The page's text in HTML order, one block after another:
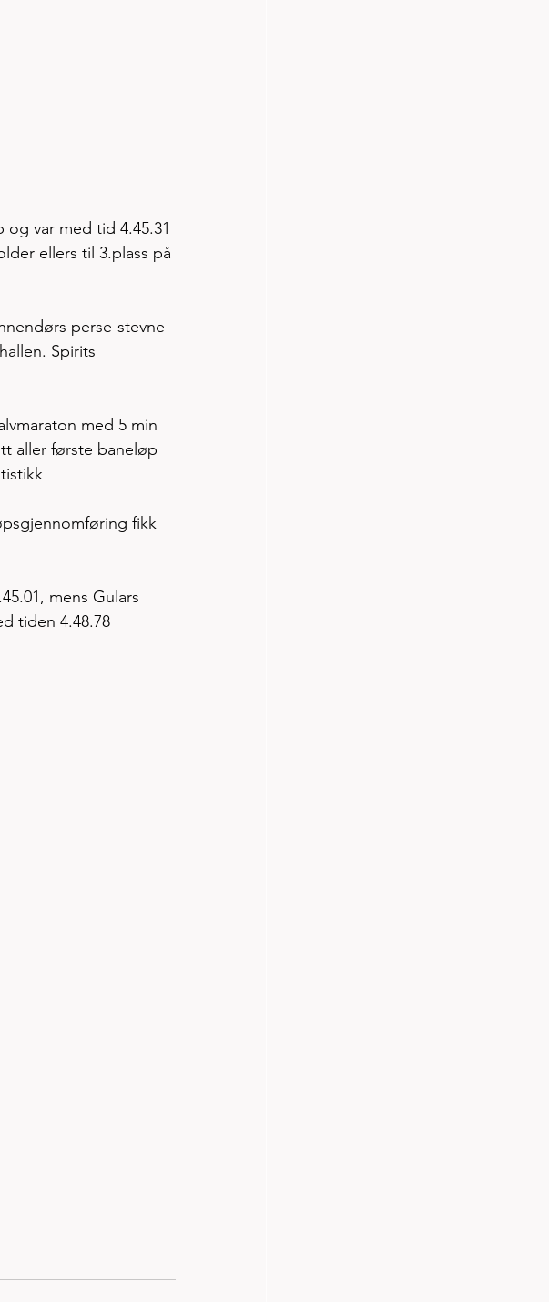
var med tid 4.45.31
ellers til 3.plass på
perse-stevne
Spirits
med 5 min
aller første baneløp
fikk
mens Gulars
tiden 4.48.78